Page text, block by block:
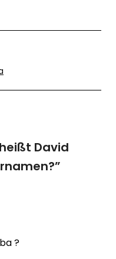
David
”
?